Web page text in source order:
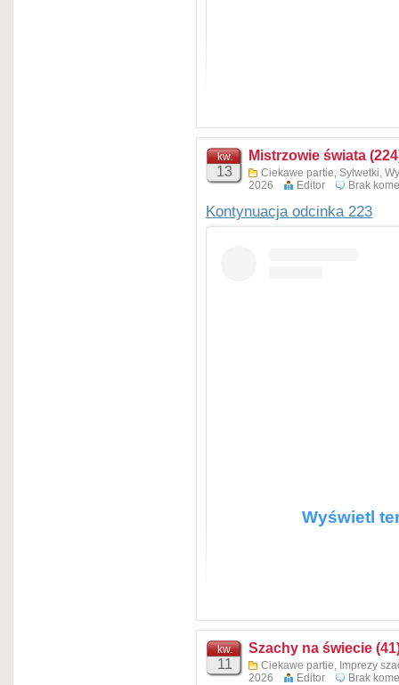
Wyświetl
kw.
13
Mistrzowie świata
Ciekawe partie Sylwetki
2026
Editor Brak
Kontynuacja odcinka 223
Wyświetl
kw.
11
Szachy na świecie
Ciekawe partie Imprezy
2026
Editor Brak